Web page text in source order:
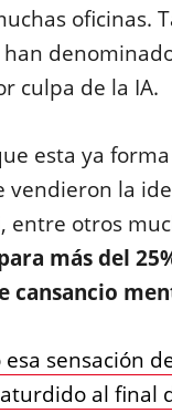
oficinas.
culpa de la IA.
esta ya
la
entre otros
más del
cansancio
sensación
al final